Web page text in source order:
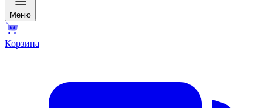
Меню
Корзина